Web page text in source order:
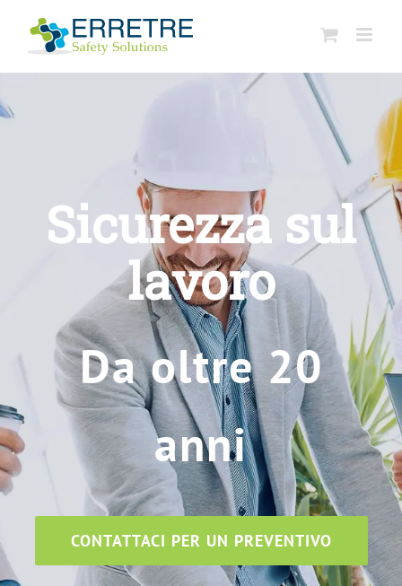
contenuto
Sicurezza sul
lavoro
Da oltre 20
anni
CONTATTACI PER UN PREVENTIVO